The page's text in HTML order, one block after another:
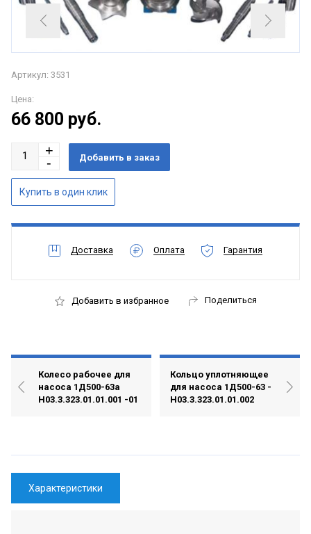
Артикул: 3531
Цена:
66 800 руб.
Доставка Оплата Гарантия
Добавить в избранное Поделиться
Колесо рабочее для
насоса 1Д500-63а
Н03.3.323.01.01.001 -01
Кольцо уплотняющее
для насоса 1Д500-63 -
Н03.3.323.01.01.002
Характеристики